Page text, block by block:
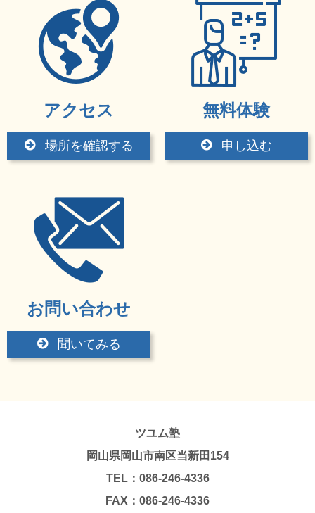
アクセス
場所を確認する
無料体験
申し込む
お問い合わせ
聞いてみる
ツユム塾
岡山県岡山市南区当新田154
TEL：086-246-4336
FAX：086-246-4336